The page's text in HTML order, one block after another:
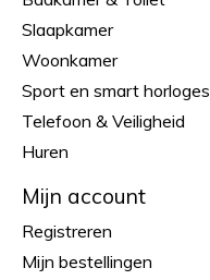
Slaapkamer
Woonkamer
Sport en smart horloges
Telefoon & Veiligheid
Huren
Mijn account
Registreren
Mijn bestellingen